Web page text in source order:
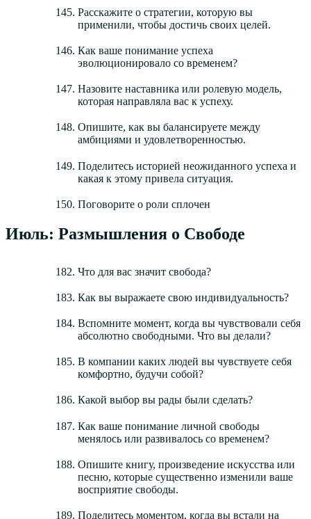
Расскажите о стратегии, которую вы
применили, чтобы достичь своих целей.
Как ваше понимание успеха
эволюционировало со временем?
Назовите наставника или ролевую модель,
которая направляла вас к успеху.
Опишите, как вы балансируете между
амбициями и удовлетворенностью.
Поделитесь историей неожиданного успеха и
какая к этому привела ситуация.
Поговорите о роли сплочен
Июль: Размышления о Свободе
Что для вас значит свобода?
Как вы выражаете свою индивидуальность?
Вспомните момент, когда вы чувствовали себя
абсолютно свободными. Что вы делали?
В компании каких людей вы чувствуете себя
комфортно, будучи собой?
Какой выбор вы рады были сделать?
Как ваше понимание личной свободы
менялось или развивалось со временем?
Опишите книгу, произведение искусства или
песню, которые существенно изменили ваше
восприятие свободы.
Поделитесь моментом, когда вы встали на